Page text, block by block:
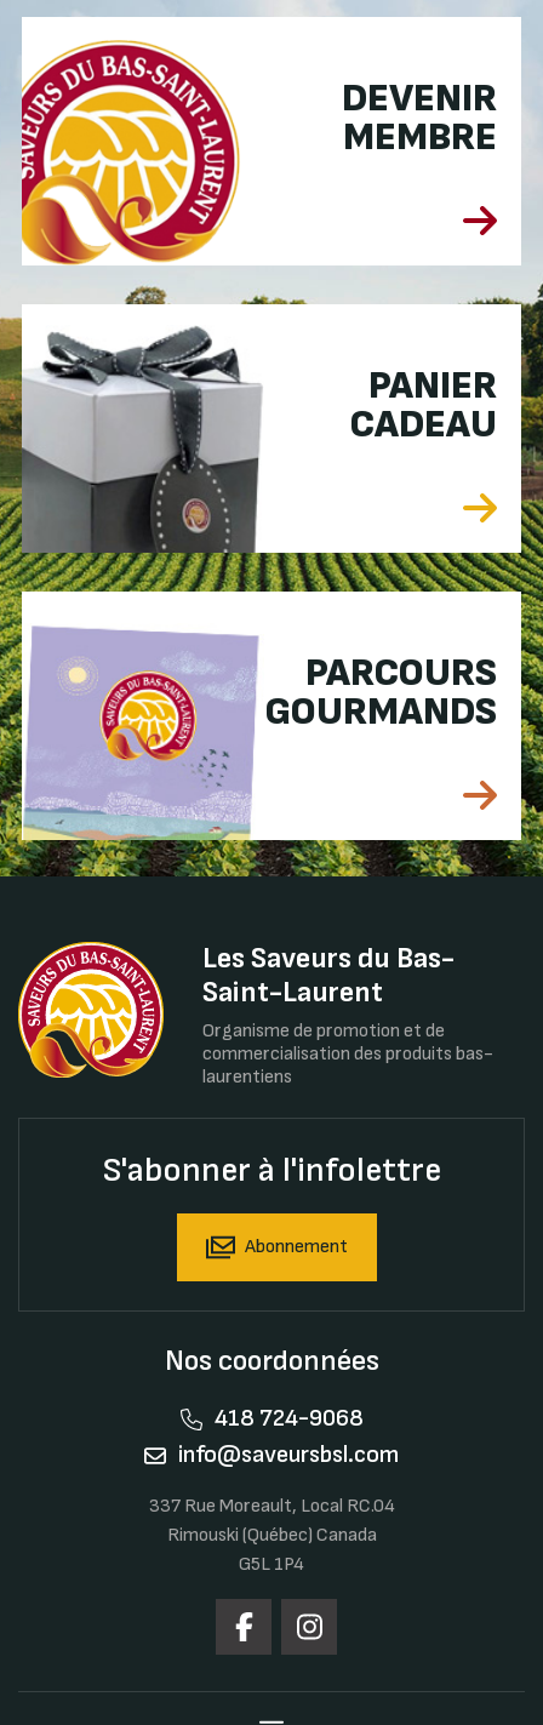
DEVENIR
MEMBRE
PANIER
CADEAU
PARCOURS
GOURMANDS
Les Saveurs du Bas-
Saint-Laurent
Organisme de promotion et de
commercialisation des produits bas-
laurentiens
S'abonner à l'infolettre
Abonnement
Nos coordonnées
418 724-9068
info@saveursbsl.com
337 Rue Moreault, Local RC.04
Rimouski (Québec) Canada
G5L 1P4